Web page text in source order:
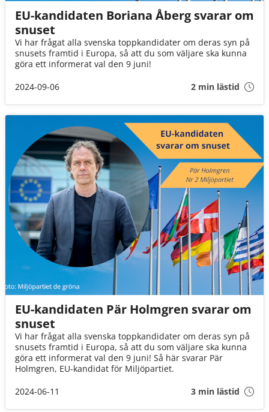
EU-kandidaten Boriana Åberg svarar om
snuset
Vi har frågat alla svenska toppkandidater om deras syn på
snusets framtid i Europa, så att du som väljare ska kunna
göra ett informerat val den 9 juni!
2024-09-06
2 min lästid
EU-kandidaten Pär Holmgren svarar om
snuset
Vi har frågat alla svenska toppkandidater om deras syn på
snusets framtid i Europa, så att du som väljare ska kunna
göra ett informerat val den 9 juni! Så här svarar Pär
Holmgren, EU-kandidat för Miljöpartiet.
2024-06-11
3 min lästid